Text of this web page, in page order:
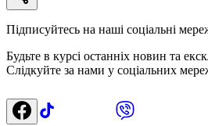
Підписуйтесь на наші соціальні
Будьте в курсі останніх новин та
Слідкуйте за нами у соціальних